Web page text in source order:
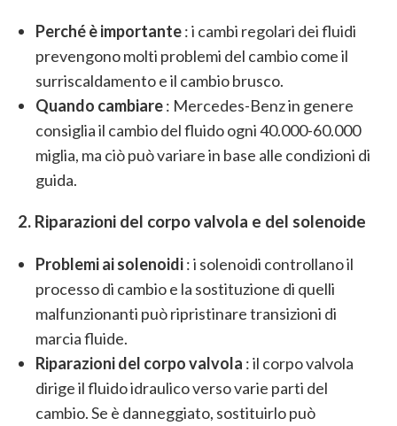
Perché è importante: i cambi regolari dei fluidi
prevengono molti problemi del cambio come il
surriscaldamento e il cambio brusco.
Quando cambiare: Mercedes-Benz in genere
consiglia il cambio del fluido ogni 40.000-60.000
miglia, ma ciò può variare in base alle condizioni di
guida.
2. Riparazioni del corpo valvola e del solenoide
Problemi ai solenoidi: i solenoidi controllano il
processo di cambio e la sostituzione di quelli
malfunzionanti può ripristinare transizioni di
marcia fluide.
Riparazioni del corpo valvola : il corpo valvola
dirige il fluido idraulico verso varie parti del
cambio. Se è danneggiato, sostituirlo può